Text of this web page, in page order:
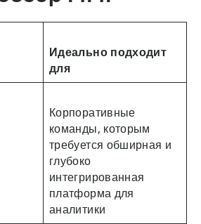
Идеально подходит
для
Корпоративные
команды, которым
требуется обширная и
глубоко
интегрированная
платформа для
аналитики